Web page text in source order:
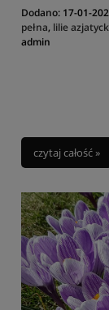
Dodano: 17-01-
pełna, lilie
admin
czytaj całość »